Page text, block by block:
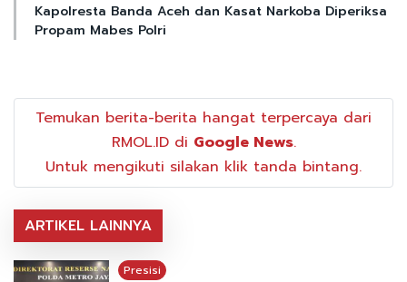
Kapolresta Banda Aceh dan Kasat Narkoba Diperiksa
Propam Mabes Polri
Temukan berita-berita hangat terpercaya dari
RMOL.ID di Google News.
Untuk mengikuti silakan klik tanda bintang.
ARTIKEL LAINNYA
Presisi